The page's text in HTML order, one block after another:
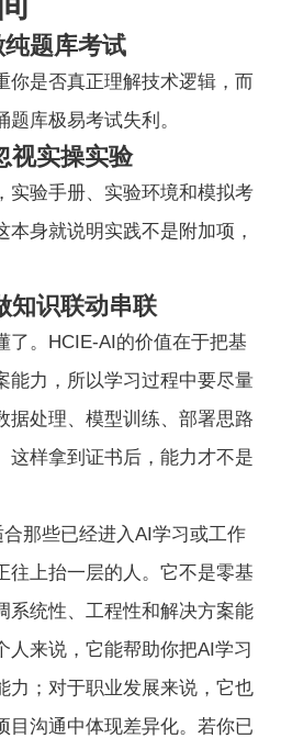
题库考试
你是否真正理解技术逻辑，而
库极易考试失利。
视实操实验
实验手册、实验环境和模拟考
身就说明实践不是附加项，
知识联动串联
了。HCIE-AI的价值在于把基
能力，所以学习过程中要尽量
据处理、模型训练、部署思路
这样拿到证书后，能力才不是
那些已经进入AI学习或工作
往上抬一层的人。它不是零基
系统性、工程性和解决方案能
人来说，它能帮助你把AI学习
力；对于职业发展来说，它也
目沟通中体现差异化。若你已